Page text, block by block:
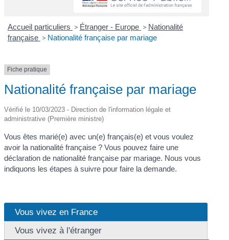
Accueil particuliers > Étranger - Europe > Nationalité
française > Nationalité française par mariage
Fiche pratique
Nationalité française par mariage
Vérifié le 10/03/2023 - Direction de l'information légale et
administrative (Première ministre)
Vous êtes marié(e) avec un(e) français(e) et vous voulez
avoir la nationalité française ? Vous pouvez faire une
déclaration de nationalité française par mariage. Nous vous
indiquons les étapes à suivre pour faire la demande.
Vous vivez en France
Vous vivez à l'étranger